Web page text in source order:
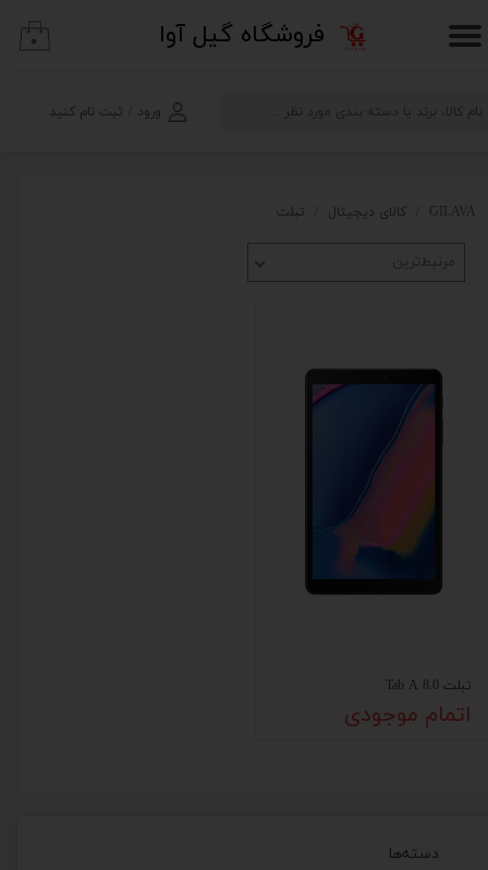
​فروشگاه گیل آوا
ورود ثبت نام کنید
حساب کاربری من
۰
دسته‌ها
GILAVA کالای دیجیتال تبلت
مرتبط‌ترین
تبلت Tab A 8.0
اتمام موجودی